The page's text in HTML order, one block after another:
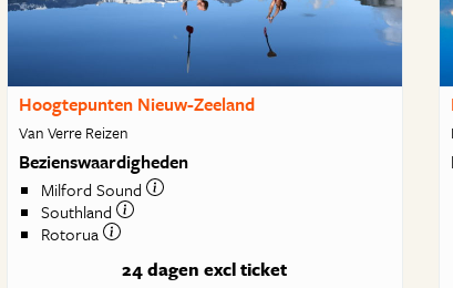
Hoogtepunten Nieuw-Zeeland
Van Verre Reizen
Bezienswaardigheden
Milford Sound
Southland
Rotorua
24 dagen excl ticket